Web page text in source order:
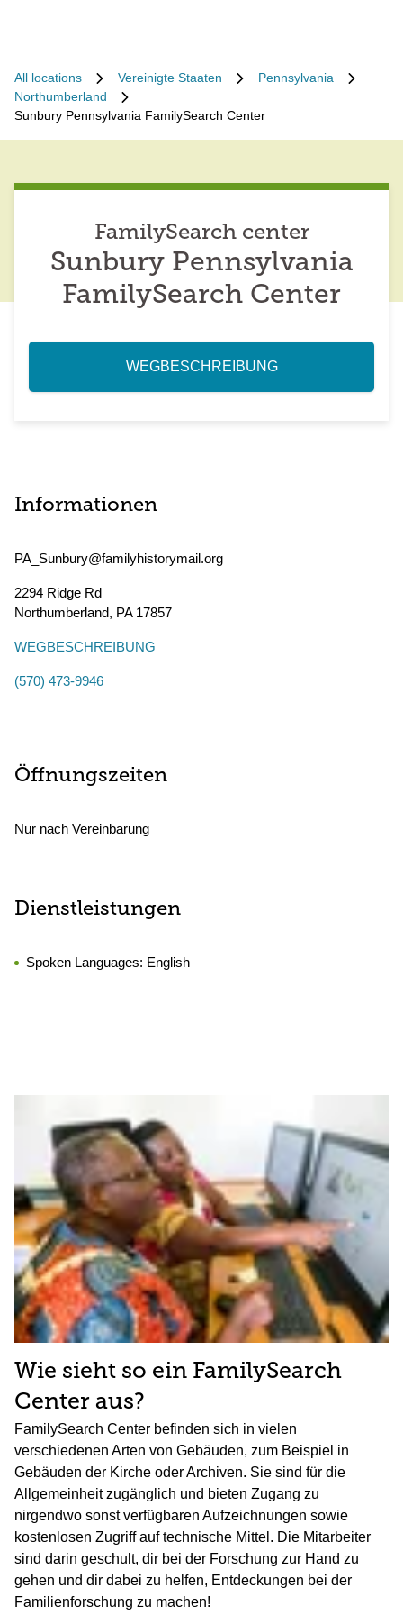
All locations Vereinigte Staaten
Pennsylvania
Northumberland
Sunbury Pennsylvania FamilySearch Center
FamilySearch center
Sunbury Pennsylvania
FamilySearch Center
WEGBESCHREIBUNG
Informationen
PA_Sunbury@familyhistorymail.org
2294 Ridge Rd
Northumberland, PA17857
WEGBESCHREIBUNG
(570) 473-9946
Öffnungszeiten
Nur nach Vereinbarung
Dienstleistungen
Spoken Languages: English
Wie sieht so ein FamilySearch
Center aus?
FamilySearch Center befinden sich in vielen
verschiedenen Arten von Gebäuden, zum Beispiel in
Gebäuden der Kirche oder Archiven. Sie sind für die
Allgemeinheit zugänglich und bieten Zugang zu
nirgendwo sonst verfügbaren Aufzeichnungen sowie
kostenlosen Zugriff auf technische Mittel. Die Mitarbeiter
sind darin geschult, dir bei der Forschung zur Hand zu
gehen und dir dabei zu helfen, Entdeckungen bei der
Familienforschung zu machen!